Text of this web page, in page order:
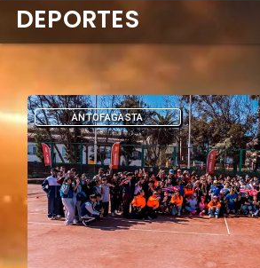
DEPORTES
DEPORTES